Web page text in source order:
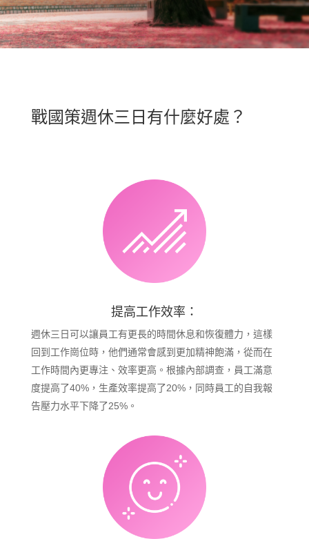
戰國策週休三日有什麼好處？
提高工作效率：
週休三日可以讓員工有更長的時間休息和恢復體力，這樣
回到工作崗位時，他們通常會感到更加精神飽滿，從而在
工作時間內更專注、效率更高。根據內部調查，員工滿意
度提高了40%，生產效率提高了20%，同時員工的自我報
告壓力水平下降了25%。